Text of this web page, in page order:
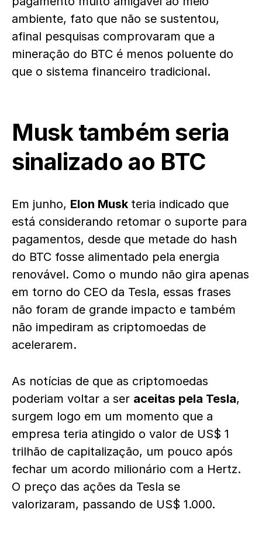
ambiente, fato que não se sustentou,
afinal pesquisas comprovaram que a
mineração do BTC é menos poluente do
que o sistema financeiro tradicional.
Musk também seria
sinalizado ao BTC
Em junho, Elon Musk teria indicado que
está considerando retomar o suporte para
pagamentos, desde que metade do hash
do BTC fosse alimentado pela energia
renovável. Como o mundo não gira apenas
em torno do CEO da Tesla, essas frases
não foram de grande impacto e também
não impediram as criptomoedas de
acelerarem.
As notícias de que as criptomoedas
poderiam voltar a ser aceitas pela Tesla,
surgem logo em um momento que a
empresa teria atingido o valor de US$ 1
trilhão de capitalização, um pouco após
fechar um acordo milionário com a Hertz.
O preço das ações da Tesla se
valorizaram, passando de US$ 1.000.